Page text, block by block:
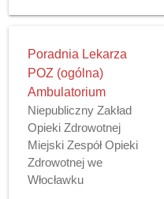
Poradnia Lekarza
POZ (ogólna)
Ambulatorium
Niepubliczny Zakład
Opieki Zdrowotnej
Miejski Zespół Opieki
Zdrowotnej we
Włocławku